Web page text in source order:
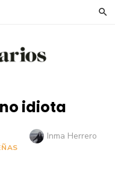
idiota
Autor
Inma Herrero